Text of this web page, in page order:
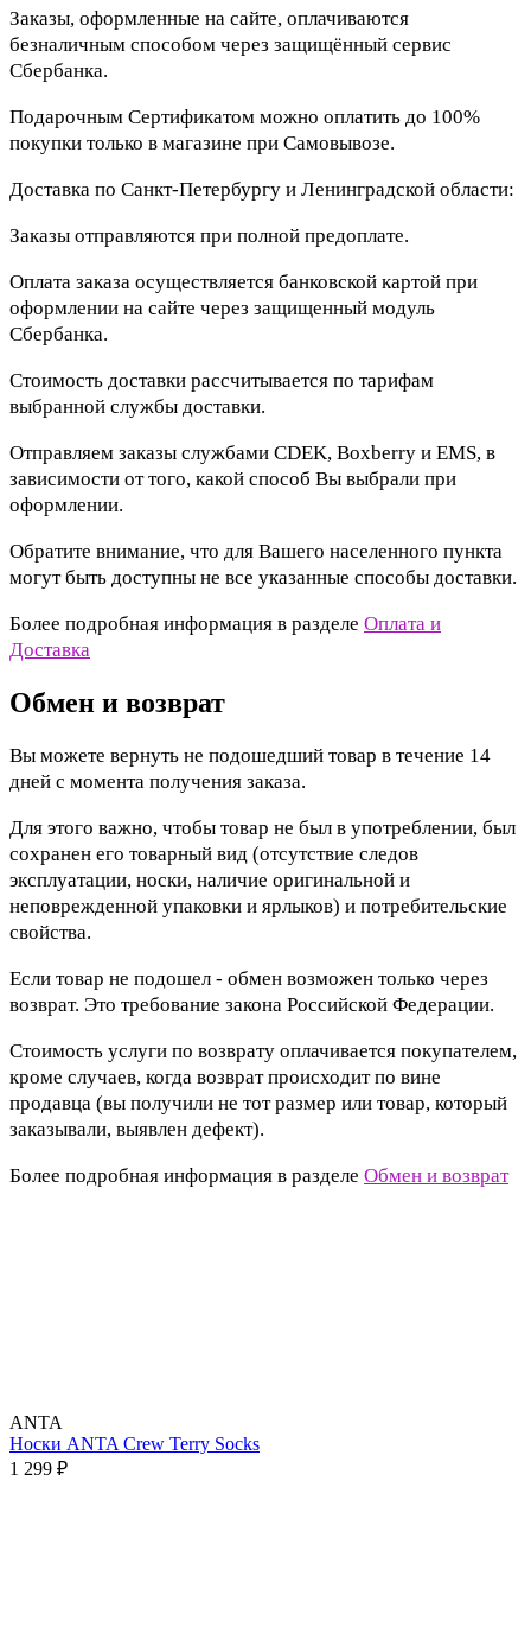
Заказы, оформленные на сайте, оплачиваются
безналичным способом через защищённый сервис
Сбербанка.
Подарочным Сертификатом можно оплатить до 100%
покупки только в магазине при Самовывозе.
Доставка по Санкт-Петербургу и Ленинградской области:
Заказы отправляются при полной предоплате.
Оплата заказа осуществляется банковской картой при
оформлении на сайте через защищенный модуль
Сбербанка.
Стоимость доставки рассчитывается по тарифам
выбранной службы доставки.
Отправляем заказы службами CDEK, Boxberry и EMS, в
зависимости от того, какой способ Вы выбрали при
оформлении.
Обратите внимание, что для Вашего населенного пункта
могут быть доступны не все указанные способы доставки.
Более подробная информация в разделе Оплата и
Доставка
Обмен и возврат
Вы можете вернуть не подошедший товар в течение 14
дней с момента получения заказа.
Для этого важно, чтобы товар не был в употреблении, был
сохранен его товарный вид (отсутствие следов
эксплуатации, носки, наличие оригинальной и
неповрежденной упаковки и ярлыков) и потребительские
свойства.
Если товар не подошел - обмен возможен только через
возврат. Это требование закона Российской Федерации.
Стоимость услуги по возврату оплачивается покупателем,
кроме случаев, когда возврат происходит по вине
продавца (вы получили не тот размер или товар, который
заказывали, выявлен дефект).
Более подробная информация в разделе Обмен и возврат
ANTA
Носки ANTA Crew Terry Socks
1 299 ₽